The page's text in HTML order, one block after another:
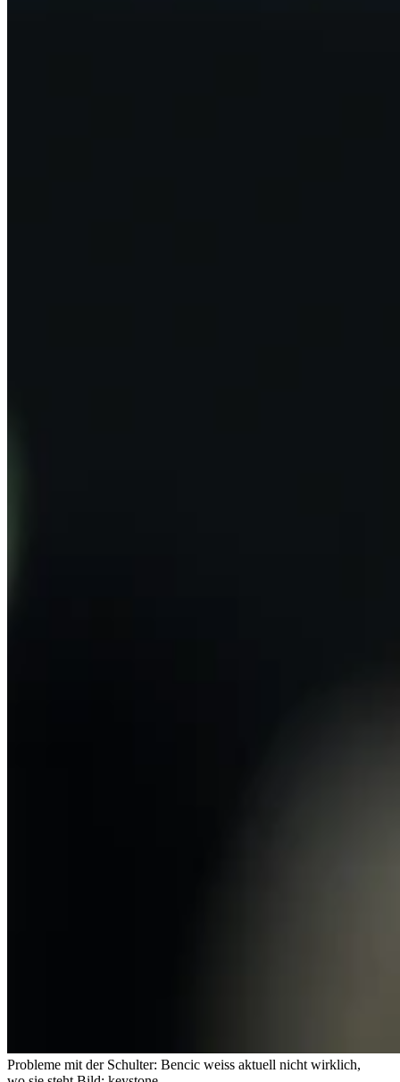
Probleme mit der Schulter: Bencic weiss aktuell nicht wirklich,